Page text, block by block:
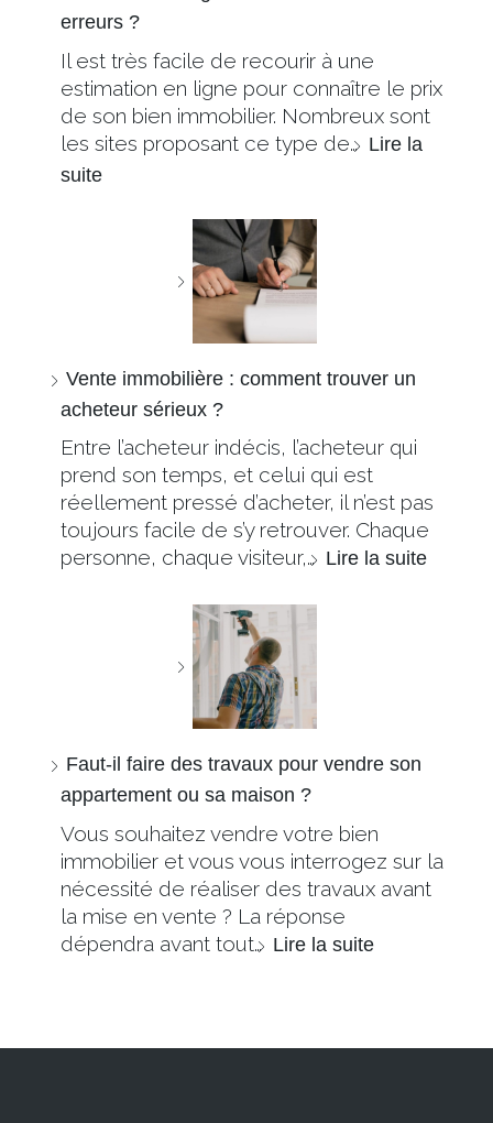
erreurs ?
Il est très facile de recourir à une
estimation en ligne pour connaître le prix
de son bien immobilier. Nombreux sont
les sites proposant ce type de… Lire la
suite
Vente immobilière : comment trouver un
acheteur sérieux ?
Entre l’acheteur indécis, l’acheteur qui
prend son temps, et celui qui est
réellement pressé d’acheter, il n’est pas
toujours facile de s’y retrouver. Chaque
personne, chaque visiteur,… Lire la suite
Faut-il faire des travaux pour vendre son
appartement ou sa maison ?
Vous souhaitez vendre votre bien
immobilier et vous vous interrogez sur la
nécessité de réaliser des travaux avant
la mise en vente ? La réponse
dépendra avant tout… Lire la suite